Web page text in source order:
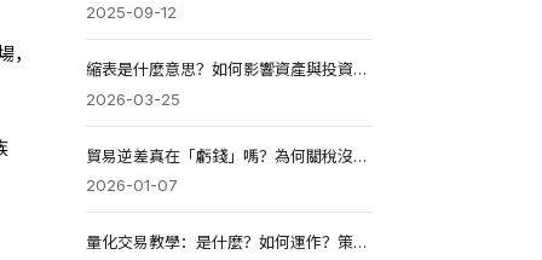
，
2025-09-12
縮表是什麼意思？如何影響資產與投資？Fed停止是什麼？
2026-03-25
貿易逆差真在「虧錢」嗎？為何關稅沒用？投資怎麼做？
2026-01-07
量化交易教學：是什麼？如何運作？策略類型？優缺點？